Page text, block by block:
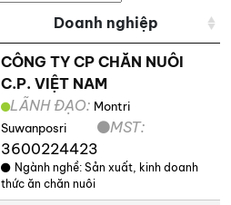
Doanh nghiệp
CÔNG TY CP CHĂN NUÔI
C.P. VIỆT NAM
LÃNH ĐẠO: Montri
Suwanposri
MST:
3600224423
Ngành nghề: Sản xuất, kinh doanh
thức ăn chăn nuôi